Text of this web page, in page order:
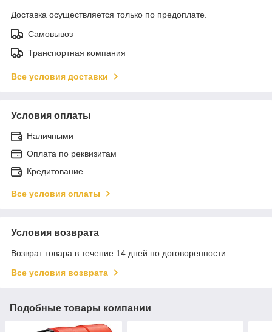
Доставка осуществляется только по предоплате.
Самовывоз
Транспортная компания
Все условия доставки
Условия оплаты
Наличными
Оплата по реквизитам
Кредитование
Все условия оплаты
Условия возврата
Возврат товара в течение 14 дней по договоренности
Все условия возврата
Подобные товары компании